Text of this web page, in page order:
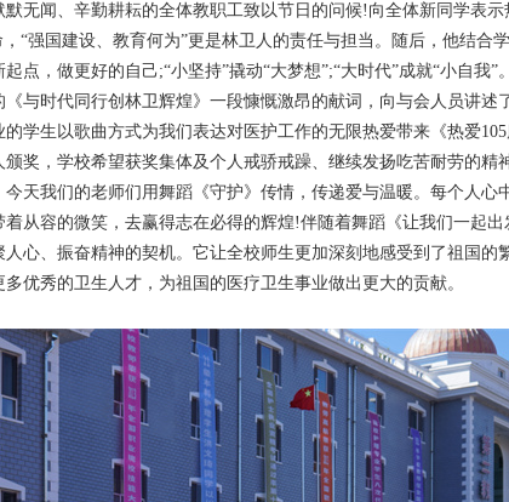
2 3 4
闻、辛勤耕耘的全体教职工致以节日的问候!向全体新同学表示
“强国建设、教育何为”更是林卫人的责任与担当。随后，他结合
，做更好的自己;“小坚持”撬动“大梦想”;“大时代”成就“小自我”。
时代同行创林卫辉煌》一段慷慨激昂的献词，向与会人员讲述
学生以歌曲方式为我们表达对医护工作的无限热爱带来《热爱
奖，学校希望获奖集体及个人戒骄戒躁、继续发扬吃苦耐劳的精
我们的老师们用舞蹈《守护》传情，传递爱与温暖。每个人心
从容的微笑，去赢得志在必得的辉煌!伴随着舞蹈《让我们一起出
、‌振奋精神的契机。‌它让全校师生更加深刻地感受到了祖国的
优秀的卫生人才，‌为祖国的医疗卫生事业做出更大的贡献。‌